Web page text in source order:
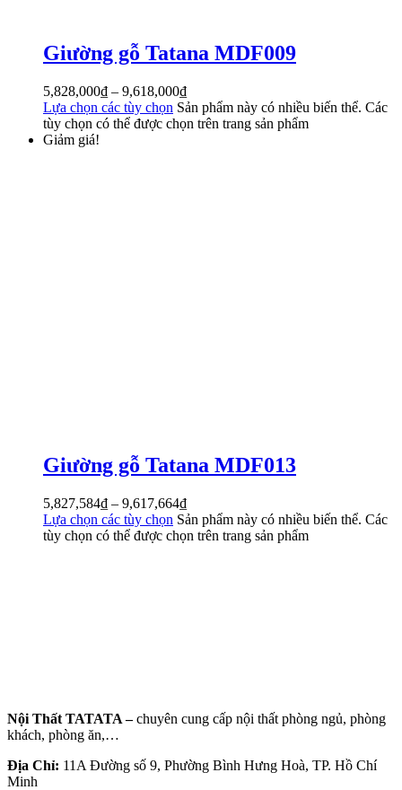
Giường gỗ Tatana MDF009
5,828,000₫ – 9,618,000₫
Lựa chọn các tùy chọn Sản phẩm này có nhiều biến thể. Các
tùy chọn có thể được chọn trên trang sản phẩm
Giảm giá!
Giường gỗ Tatana MDF013
5,827,584₫ – 9,617,664₫
Lựa chọn các tùy chọn Sản phẩm này có nhiều biến thể. Các
tùy chọn có thể được chọn trên trang sản phẩm
Nội Thất TATATA –chuyên cung cấp nội thất phòng ngủ, phòng
khách, phòng ăn,…
Địa Chỉ: 11A Đường số 9, Phường Bình Hưng Hoà, TP. Hồ Chí
Minh